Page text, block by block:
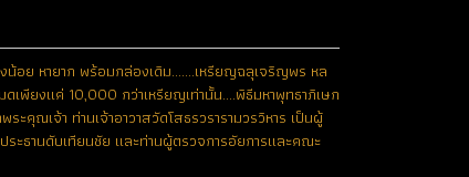
อย หายาก พร้อมกล่องเดิม.......เหรียญฉลุเจริญพร หล
เพียงแค่ 10,000 กว่าเหรียญเท่านั้น....พิธีมหาพุทธาภิเษก
คุณเจ้า ท่านเจ้าอาวาสวัดโสธรวรารามวรวิหาร เป็นผู้
ระธานดับเทียนชัย และท่านผู้ตรวจการอัยการและคณะ